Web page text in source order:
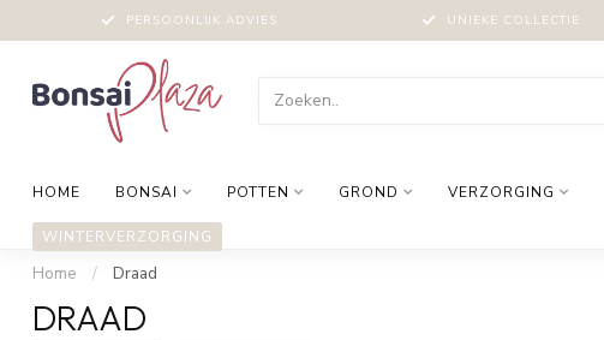
PERSOONLIJK ADVIES UNIEKE COLLECTIE
HOME BONSAI POTTEN GROND VERZORGING
WINTERVERZORGING
Home / Draad
DRAAD